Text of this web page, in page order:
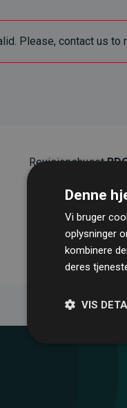
Please, contact us to
Revisionshuset
gennemsnit
CO₂-udledninger .
Denne
Vi bruger
oplysninger
kombinere
deres
VIS